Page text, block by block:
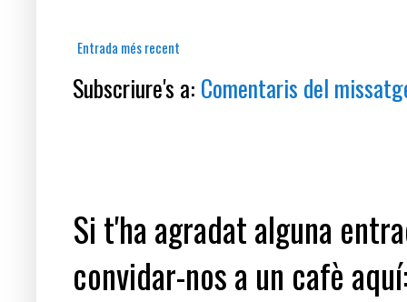
Entrada més recent
Subscriure's a: Comentaris del
Si t'ha agradat alguna
convidar-nos a un cafè